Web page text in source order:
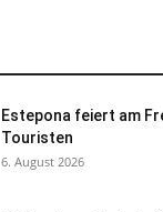
Estepona feiert am
Touristen
6. August 2026